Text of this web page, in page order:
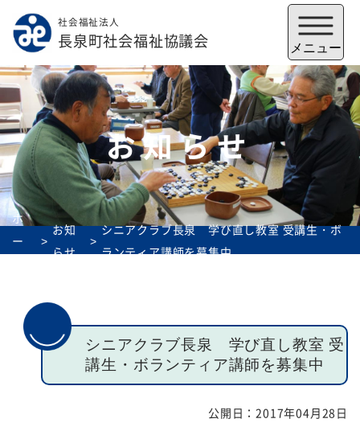
社会福祉法人
長泉町社会福祉協議会 メニュー
メニューを閉じる
社協とは サービス
お知らせ
ホ
ー
お知
らせ
シニアクラブ長泉 学び直し教室 受講生・ボ
ランティア講師を募集中
シニアクラブ長泉 学び直し教室 受
講生・ボランティア講師を募集中
公開日：2017年04月28日